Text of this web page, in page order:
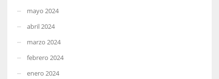
mayo 2024
abril 2024
marzo 2024
febrero 2024
enero 2024